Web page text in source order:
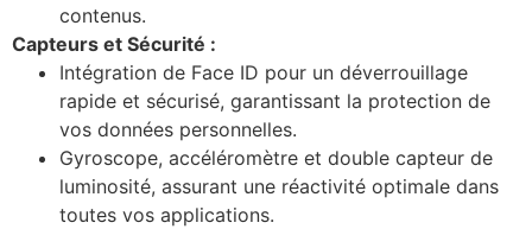
contenus.
Capteurs et Sécurité :
Intégration de Face ID pour un déverrouillage
rapide et sécurisé, garantissant la protection de
vos données personnelles.
Gyroscope, accéléromètre et double capteur de
luminosité, assurant une réactivité optimale dans
toutes vos applications.